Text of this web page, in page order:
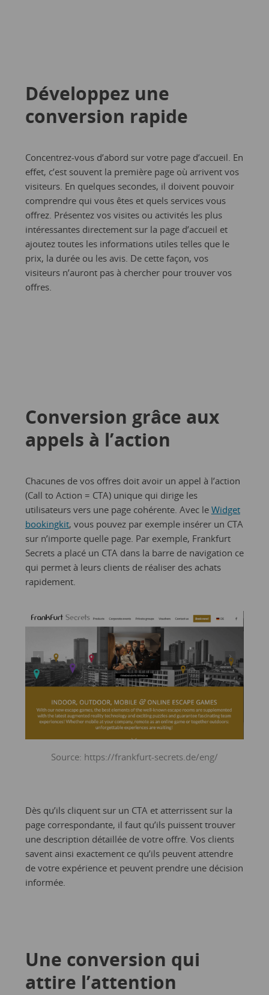
Développez une
conversion rapide
Concentrez-vous d’abord sur votre page d’accueil. En
effet, c’est souvent la première page où arrivent vos
visiteurs. En quelques secondes, il doivent pouvoir
comprendre qui vous êtes et quels services vous
offrez. Présentez vos visites ou activités les plus
intéressantes directement sur la page d’accueil et
ajoutez toutes les informations utiles telles que le
prix, la durée ou les avis. De cette façon, vos
visiteurs n’auront pas à chercher pour trouver vos
offres.
Conversion grâce aux
appels à l’action
Chacunes de vos offres doit avoir un appel à l’action
(Call to Action = CTA) unique qui dirige les
utilisateurs vers une page cohérente. Avec le Widget
bookingkit, vous pouvez par exemple insérer un CTA
sur n’importe quelle page. Par exemple, Frankfurt
Secrets a placé un CTA dans la barre de navigation ce
qui permet à leurs clients de réaliser des achats
rapidement.
Source: https://frankfurt-secrets.de/eng/
Dès qu’ils cliquent sur un CTA et atterrissent sur la
page correspondante, il faut qu’ils puissent trouver
une description détaillée de votre offre. Vos clients
savent ainsi exactement ce qu’ils peuvent attendre
de votre expérience et peuvent prendre une décision
informée.
Une conversion qui
attire l’attention